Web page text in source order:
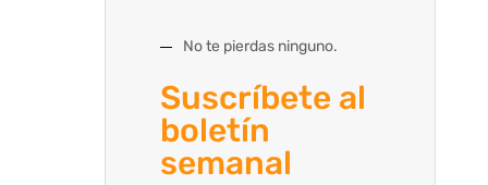
No te pierdas ninguno.
Suscríbete al
boletín
semanal